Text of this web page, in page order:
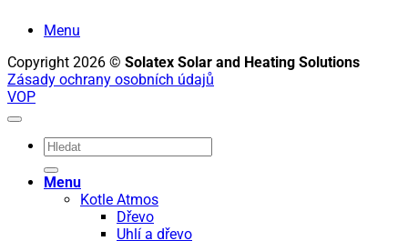
Menu
Copyright 2026 © Solatex Solar and Heating Solutions
Zásady ochrany osobních údajů
VOP
Hledat:
Menu
Kotle Atmos
Dřevo
Uhlí a dřevo